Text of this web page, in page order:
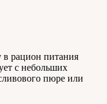
в рацион питания
с небольших
пюре или